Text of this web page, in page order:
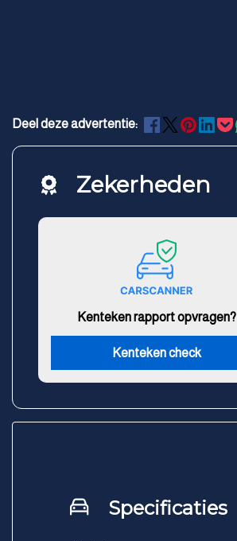
Deel deze advertentie:
Zekerheden
Kenteken rapport opvragen?
Kenteken check
Specificaties